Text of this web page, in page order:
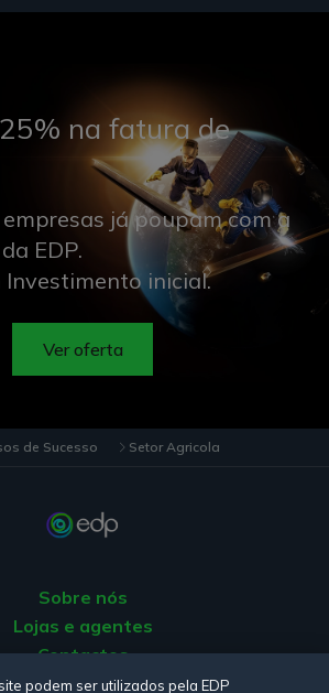
na fatura de
já poupam com a
EDP.
Investimento inicial.
Ver oferta
de Sucesso Setor Agricola
Sobre nós
Lojas e agentes
Contactos
Apoio ao Cliente
podem ser utilizados pela EDP